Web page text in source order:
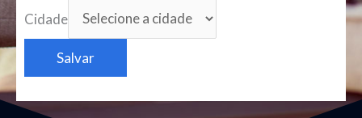
Cidade
Salvar